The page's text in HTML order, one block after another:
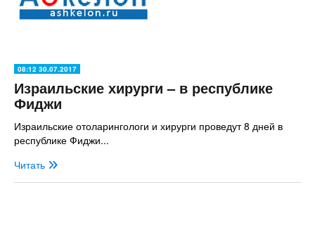
08:12 30.07.2017
Израильские хирурги – в республике
Фиджи
Израильские отоларингологи и хирурги проведут 8 дней в
республике Фиджи...
Читать